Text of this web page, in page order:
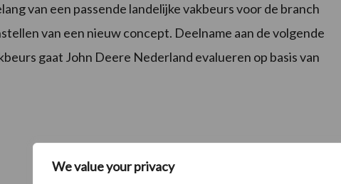
We value your privacy
van een passende landelijke vakbeurs voor de branch
van een nieuw concept. Deelname aan de volgende
gaat John Deere Nederland evalueren op basis van